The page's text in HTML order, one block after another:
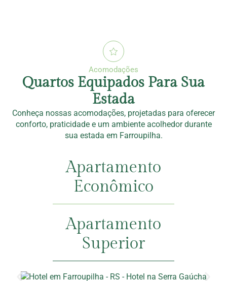
Acomodações
Quartos Equipados Para Sua
Estada
Conheça nossas acomodações, projetadas para oferecer
conforto, praticidade e um ambiente acolhedor durante
sua estada em Farroupilha.
Apartamento
Econômico
Apartamento
Superior